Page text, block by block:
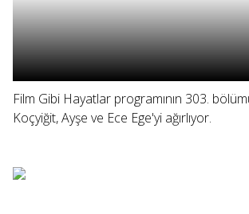
Film Gibi Hayatlar programının 303.
Koçyiğit, Ayşe ve Ece Ege'yi ağırlıyor.